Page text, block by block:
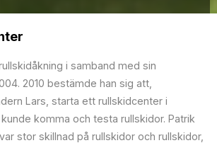
i samband med sin
2010 bestämde han sig att,
Lars, starta ett rullskidcenter i
komma och testa rullskidor. Patrik
stor skillnad på rullskidor och rullskidor,